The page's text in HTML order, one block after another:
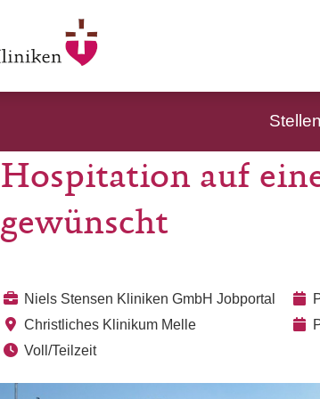
Hospitation auf
gewünscht
Niels Stensen Kliniken GmbH Jobportal
Christliches Klinikum Melle
Voll/Teilzeit